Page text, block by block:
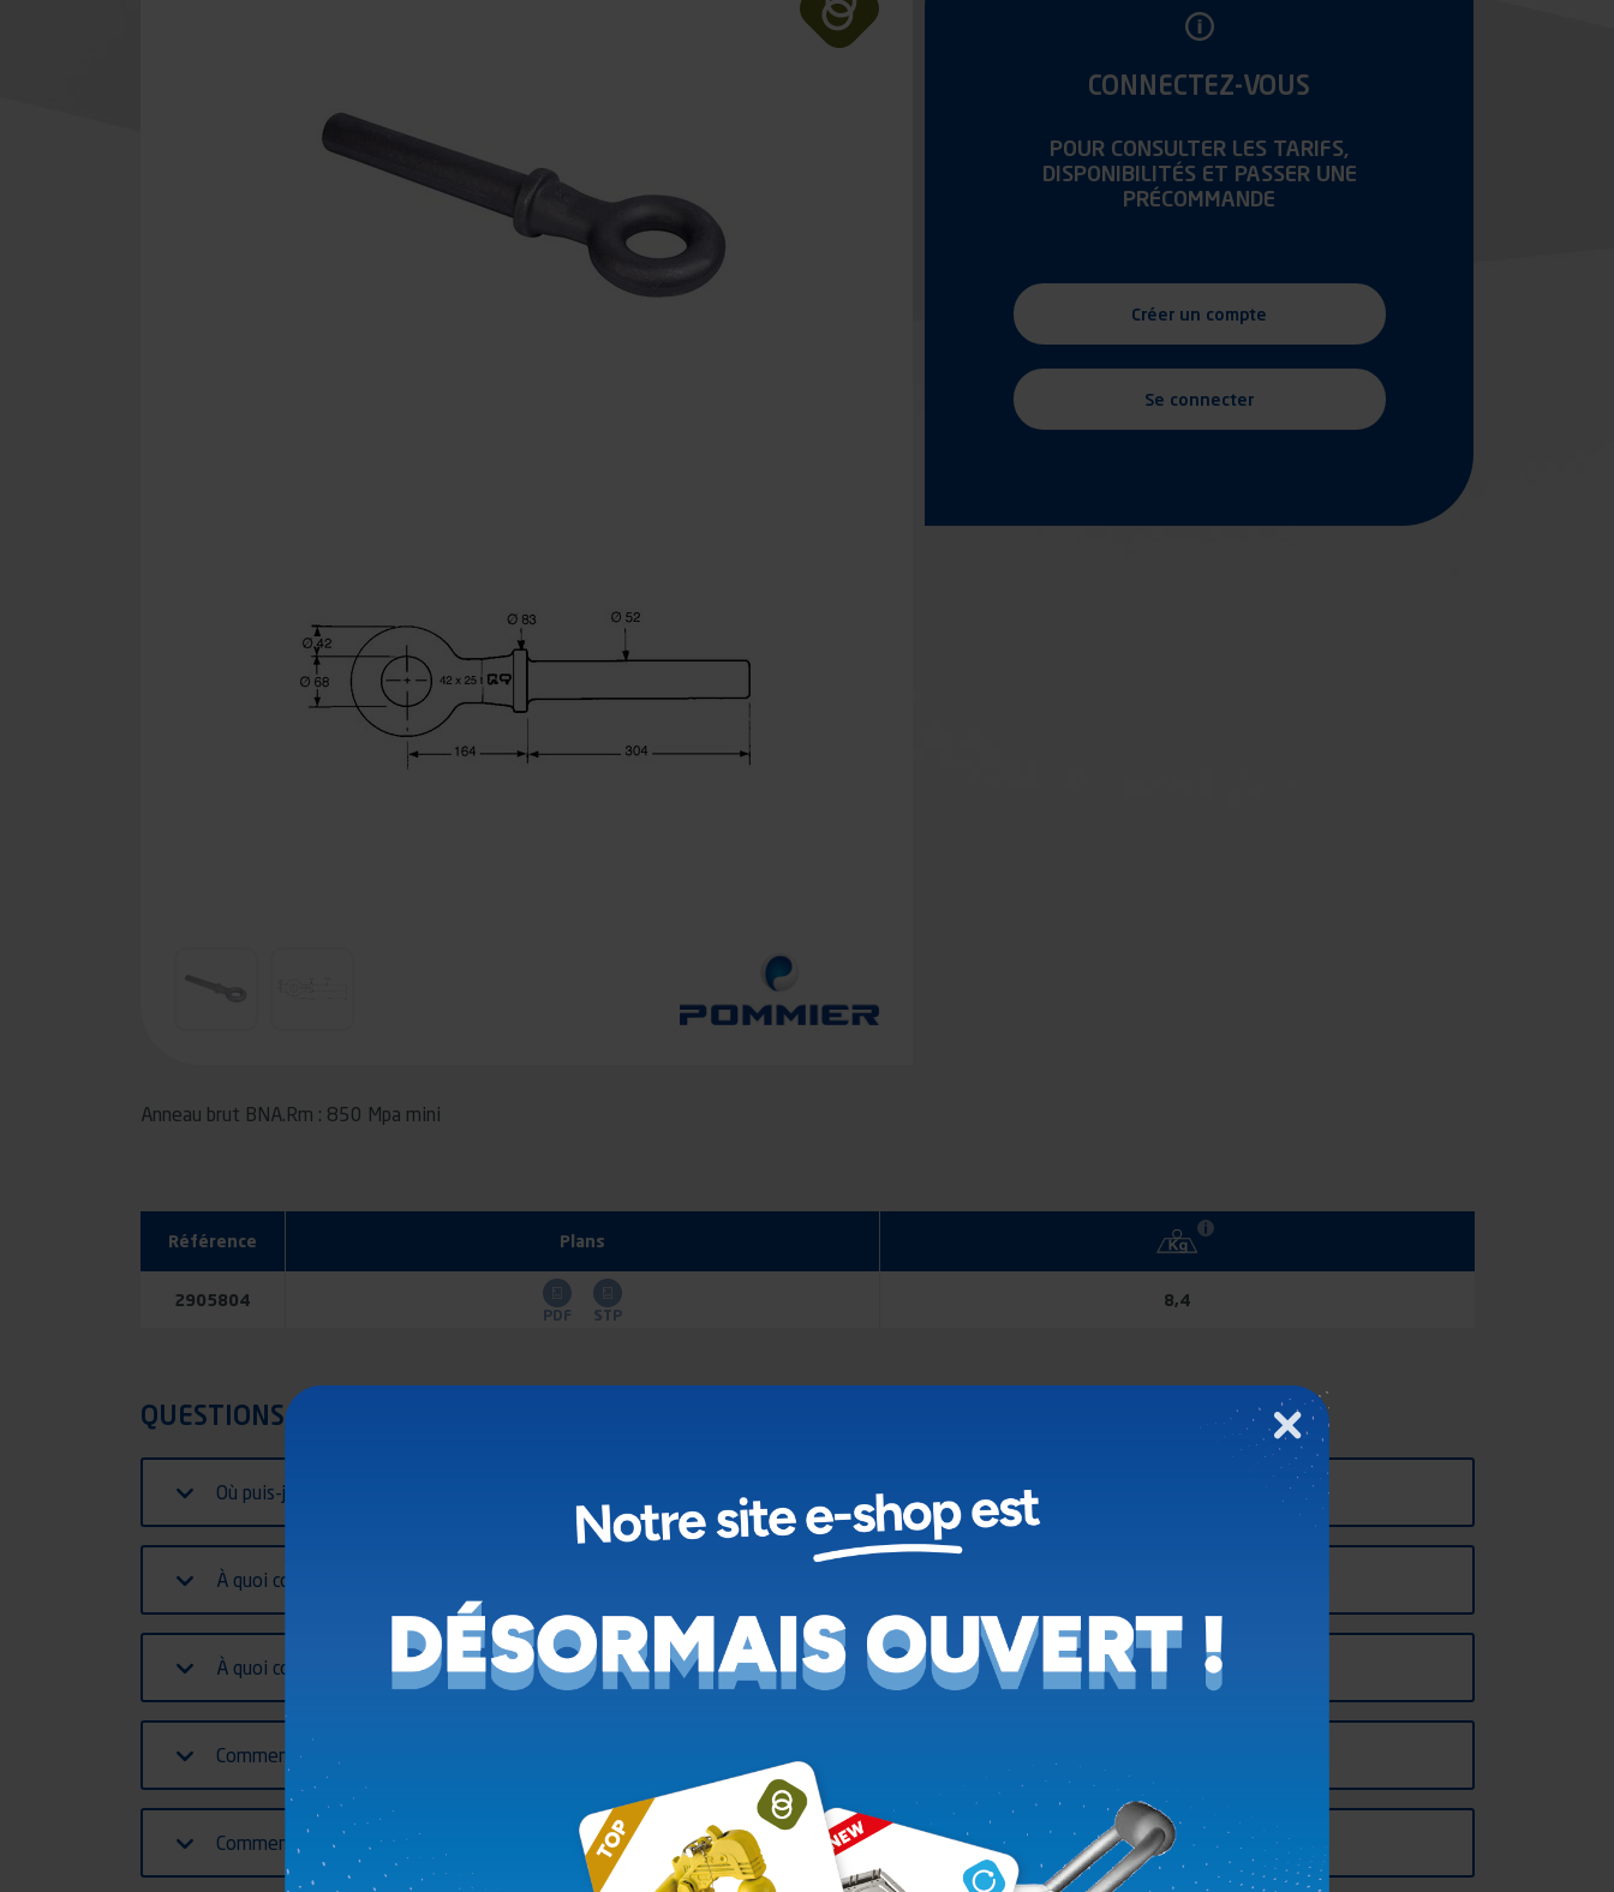
Anneau brut BNA.Rm : 850 Mpa mini
CONNECTEZ-VOUS
POUR CONSULTER LES TARIFS,
DISPONIBILITÉS ET PASSER UNE
PRÉCOMMANDE
Créer un compte
Se connecter
Référence Plans
2905804
PDF STP
8,4
QUESTIONS FRÉQUENTES
Où puis-je trouver les valeurs caractéristiques de mon attelage ?
À quoi correspond la valeur D sur mon attelage ?
À quoi correspond la valeur Dc sur mon attelage ?
Comment puis-je calculer la valeur D par rapport à mon convoi ?
Comment puis-je calculer la valeur Dc par rapport à mon convoi ?
Fermer